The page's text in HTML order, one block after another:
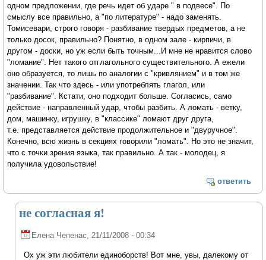
одном предложении, где речь идет об ударе " в подвесе". По
смыслу все правильно, а "по литературе" - надо заменять.
Томисевари, строго говоря - разбивание твердых предметов, а не
только досок, правильно? Понятно, в одном зале - кирпичи, в
другом - доски, но уж если быть точным...И мне не нравится слово
"ломание". Нет такого отглагольного существительного. А ежели
оно образуется, то лишь по аналогии с "кривлянием" и в том же
значении. Так что здесь - или употреблять глагол, или
"разбивание". Кстати, оно подходит больше. Согласись, само
действие - направленный удар, чтобы разбить. А ломать - ветку,
дом, машинку, игрушку, в "классике" ломают друг друга,
т.е. представляется действие продолжительное и "двуручное".
Конечно, всю жизнь в секциях говорили "ломать". Но это не значит,
что с точки зрения языка, так правильно. А так - молодец, я
получила удовольствие!
ответить
не согласная я!
Елена Чепенас , 21/11/2008 - 00:34
Ох уж эти любители единоборств! Вот мне, увы, далекому от